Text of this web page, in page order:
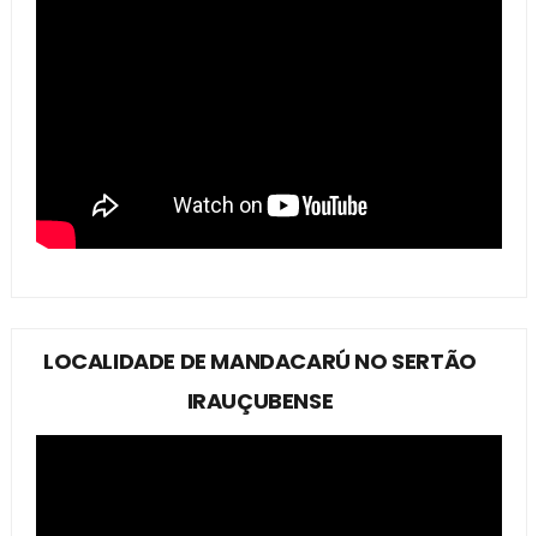
LOCALIDADE DE MANDACARÚ NO SERTÃO
IRAUÇUBENSE